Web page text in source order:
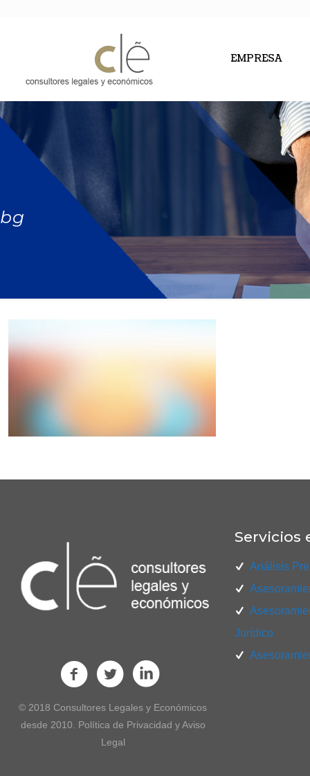
EMPRESA
bg
© 2018 Consultores Legales y Económicos
desde 2010. Política de Privacidad y Aviso
Legal
Servicios
Análisis
Jurídico